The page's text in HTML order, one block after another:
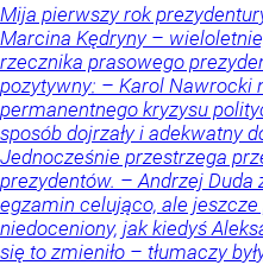
Mija pierwszy rok
Marcina Kędryny –
rzecznika prasowego
pozytywny: – Karol Nawrocki
permanentnego kryzysu
sposób dojrzały i adekwatny
Jednocześnie przestrzega
prezydentów. – Andrzej Duda
egzamin celująco, ale
niedoceniony, jak kiedyś
się to zmieniło – tłumaczy